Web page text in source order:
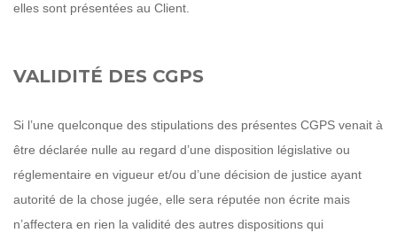
elles sont présentées au Client.
VALIDITÉ DES CGPS
Si l’une quelconque des stipulations des présentes CGPS venait à
être déclarée nulle au regard d’une disposition législative ou
réglementaire en vigueur et/ou d’une décision de justice ayant
autorité de la chose jugée, elle sera réputée non écrite mais
n’affectera en rien la validité des autres dispositions qui